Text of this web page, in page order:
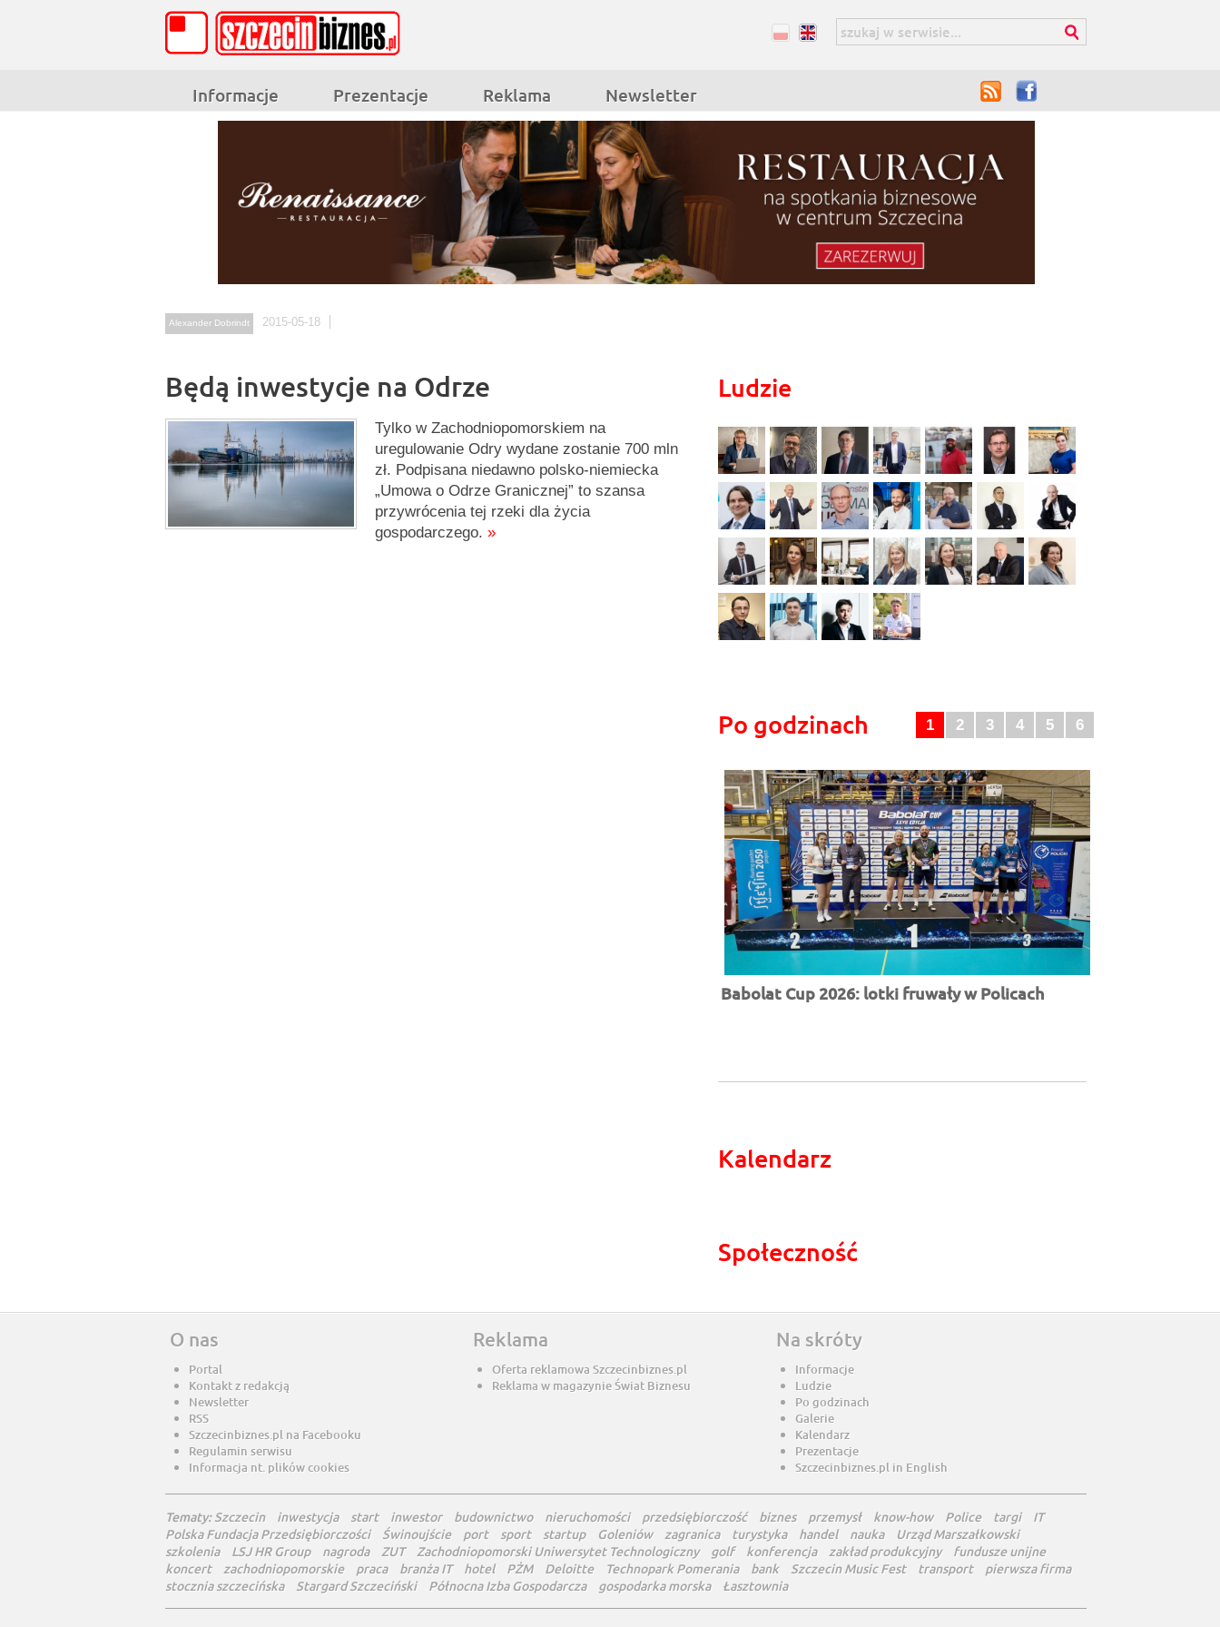
Informacje Prezentacje Reklama Newsletter
Alexander Dobrindt 2015-05-18
Będą inwestycje na Odrze
Tylko w Zachodniopomorskiem na
uregulowanie Odry wydane zostanie 700 mln
zł. Podpisana niedawno polsko-niemiecka
„Umowa o Odrze Granicznej” to szansa
przywrócenia tej rzeki dla życia
gospodarczego. »
Ludzie
Po godzinach 1 2 3 4 5 6
Babolat Cup 2026: lotki fruwały w Policach
Kalendarz
Społeczność
O nas
Portal
Kontakt z redakcją
Newsletter
RSS
Szczecinbiznes.pl na Facebooku
Regulamin serwisu
Informacja nt. plików cookies
Reklama
Oferta reklamowa Szczecinbiznes.pl
Reklama w magazynie Świat Biznesu
Na skróty
Informacje
Ludzie
Po godzinach
Galerie
Kalendarz
Prezentacje
Szczecinbiznes.pl in English
Tematy:Szczecin inwestycja start inwestor budownictwo nieruchomości przedsiębiorczość biznes przemysł know-how Police targi
IT
Polska Fundacja Przedsiębiorczości
Świnoujście port sport startup Goleniów zagranica turystyka handel nauka
Urząd Marszałkowski
szkolenia
LSJ HR Group nagroda ZUT Zachodniopomorski Uniwersytet Technologiczny golf konferencja zakład produkcyjny
fundusze unijne
koncert
zachodniopomorskie praca branża IT hotel PŻM Deloitte Technopark Pomerania bank Szczecin Music Fest transport
pierwsza firma
stocznia szczecińska
Stargard Szczeciński Północna Izba Gospodarcza gospodarka morska Łasztownia